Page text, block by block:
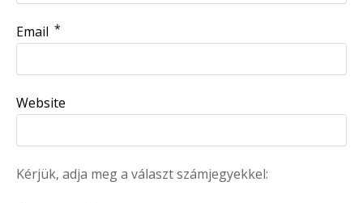
Email *
Website
Kérjük, adja meg a választ számjegyekkel: